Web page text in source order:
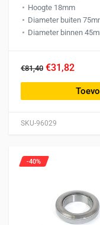
SKU-96029
Hoogte 18mm
Diameter buiten
Diameter binnen
€81,40 €31,82
-40%